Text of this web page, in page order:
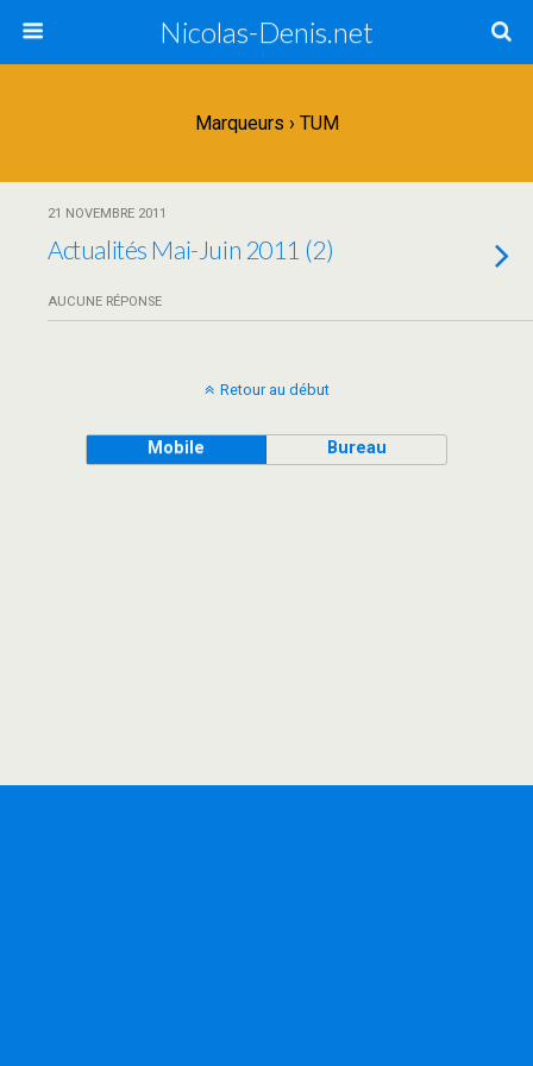
Nicolas-Denis.net
Marqueurs › TUM
21 NOVEMBRE 2011
Actualités Mai-Juin 2011 (2)
AUCUNE RÉPONSE
Retour au début
Mobile Bureau